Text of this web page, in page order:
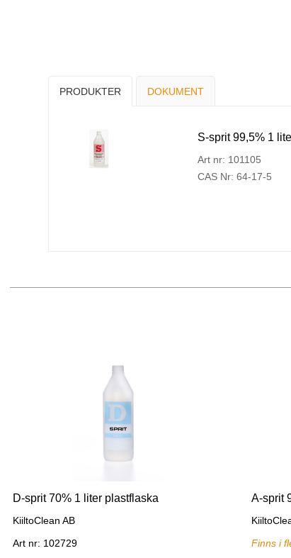
PRODUKTER DOKUMENT
S-sprit 99,5% 1
Art nr: 101105
CAS Nr: 64-17-5
D-sprit 70% 1 liter plastflaska
KiiltoClean AB
Art nr: 102729
A-sprit
Finns i